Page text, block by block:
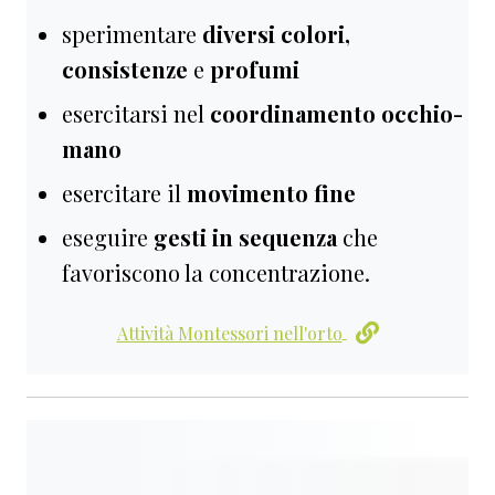
sperimentare diversi colori,
consistenze e profumi
esercitarsi nel coordinamento occhio-
mano
esercitare il movimento fine
eseguire gesti in sequenza che
favoriscono la concentrazione.
Attività Montessori nell'orto